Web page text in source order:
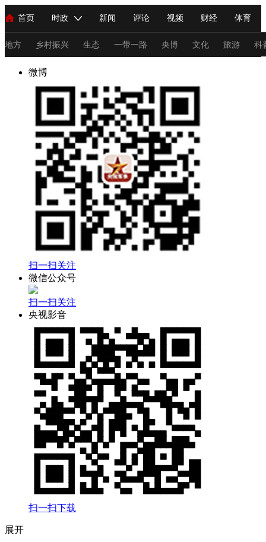
首页 时政 新闻 评论 视频 财经 体育
人民领袖习近平 联播+ 中国领导人 央视快评 习式妙语
直播 栏目大全 节目单 听音 微视频 主持人
海外频道 iPanda English Монгол
地方 乡村振兴 生态 一带一路 央博 文化 旅游 科
总台春晚 网络春晚 共产党员网 秧纪录
新闻 国内 国际 评论 经济 军事
人民领袖习近平 联播+ 热解读 天天学习
小央视频 小央直播 直播中国
现场 前线 比划 快看 蓝海中国
竞猜 2026年世界杯 2026年冬奥会
财经 教育
大国智造 大国展会
CCTV.节目官网 直播 节目单 栏目
微博
扫一扫关注
微信公众号
扫一扫关注
央视影音
扫一扫下载
展开